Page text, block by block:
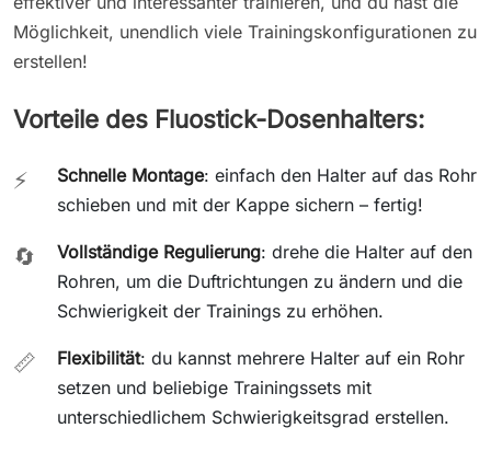
Möglichkeit, unendlich viele Trainingskonfigurationen zu
erstellen!
Vorteile des Fluostick-Dosenhalters:
⚡ Schnelle Montage: einfach den Halter auf das Rohr
schieben und mit der Kappe sichern – fertig!
🔄 Vollständige Regulierung: drehe die Halter auf den
Rohren, um die Duftrichtungen zu ändern und die
Schwierigkeit der Trainings zu erhöhen.
📏 Flexibilität: du kannst mehrere Halter auf ein Rohr
setzen und beliebige Trainingssets mit
unterschiedlichem Schwierigkeitsgrad erstellen.